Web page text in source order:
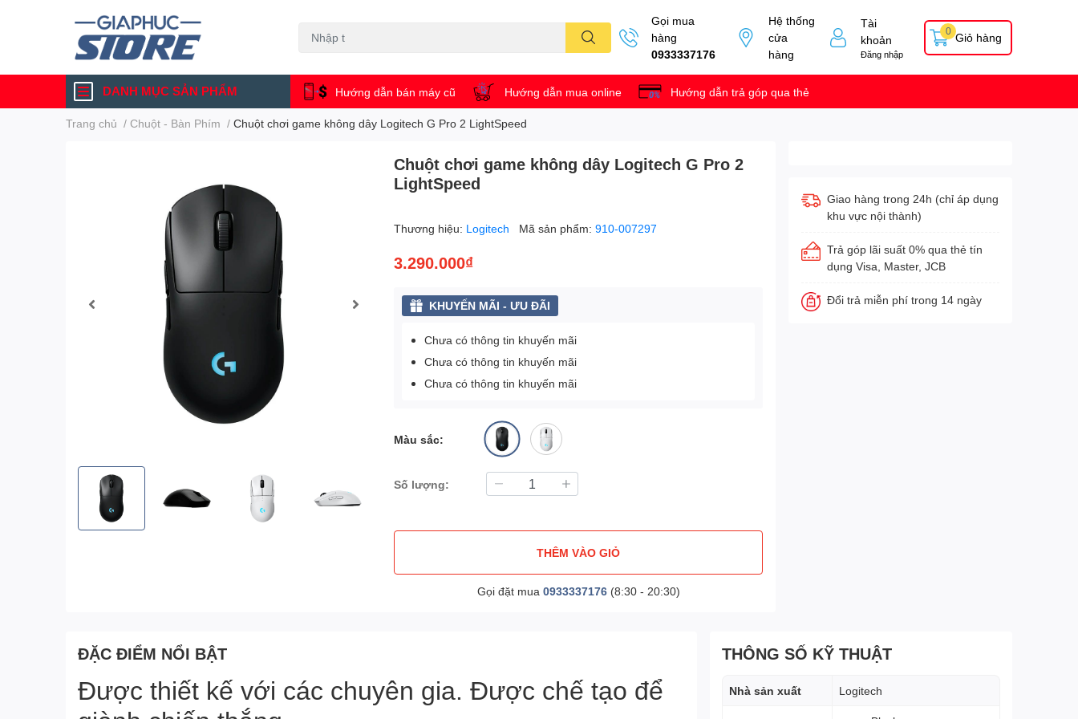
Gọi mua
hàng
0933337176
Hệ thống
cửa
hàng
Tài
khoản
Đăng nhập
Giỏ hàng
0
DANH MỤC SẢN PHẨM Hướng dẫn bán máy cũ Hướng dẫn mua online Hướng dẫn trả góp qua thẻ
Trang chủ / Chuột - Bàn Phím / Chuột chơi game không dây Logitech G Pro 2 LightSpeed
Chuột chơi game không dây Logitech G Pro 2
LightSpeed
Thương hiệu: Logitech Mã sản phẩm:910-007297
3.290.000₫
KHUYẾN MÃI - ƯU ĐÃI
Chưa có thông tin khuyến mãi
Chưa có thông tin khuyến mãi
Chưa có thông tin khuyến mãi
Màu sắc:
Số lượng:
THÊM VÀO GIỎ
Gọi đặt mua 0933337176(8:30 - 20:30)
Giao hàng trong 24h (chỉ áp dụng
khu vực nội thành)
Trả góp lãi suất 0% qua thẻ tín
dụng Visa, Master, JCB
Đổi trả miễn phí trong 14 ngày
ĐẶC ĐIỂM NỔI BẬT
Được thiết kế với các chuyên gia. Được chế tạo để
THÔNG SỐ KỸ THUẬT
Nhà sản xuất Logitech